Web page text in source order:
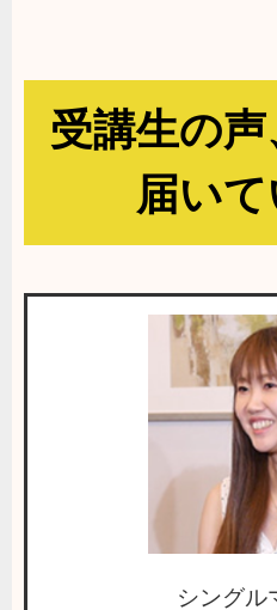
受講生の
届い
シングル